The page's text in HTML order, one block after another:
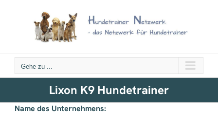
Gehe zu ...
Lixon K9 Hundetrainer
Name des Unternehmens: